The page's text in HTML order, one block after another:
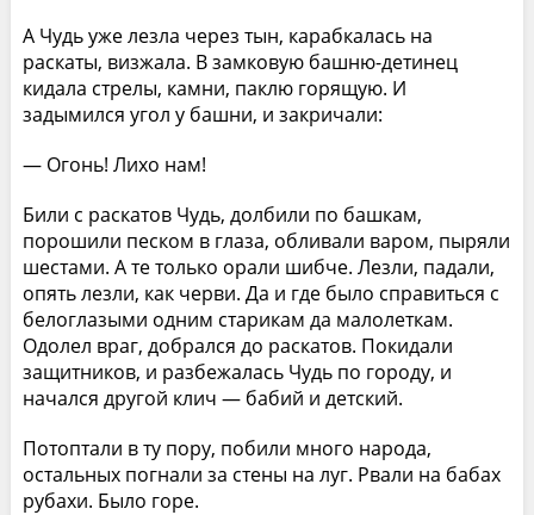
А Чудь уже лезла через тын, карабкалась на
раскаты, визжала. В замковую башню-детинец
кидала стрелы, камни, паклю горящую. И
задымился угол у башни, и закричали:
— Огонь! Лихо нам!
Били с раскатов Чудь, долбили по башкам,
порошили песком в глаза, обливали варом, пыряли
шестами. А те только орали шибче. Лезли, падали,
опять лезли, как черви. Да и где было справиться с
белоглазыми одним старикам да малолеткам.
Одолел враг, добрался до раскатов. Покидали
защитников, и разбежалась Чудь по городу, и
начался другой клич — бабий и детский.
Потоптали в ту пору, побили много народа,
остальных погнали за стены на луг. Рвали на бабах
рубахи. Было горе.